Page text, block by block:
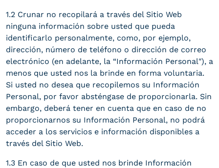
1.2 Crunar no recopilará a través del Sitio Web
ninguna información sobre usted que pueda
identificarlo personalmente, como, por ejemplo,
dirección, número de teléfono o dirección de correo
electrónico (en adelante, la “Información Personal"), a
menos que usted nos la brinde en forma voluntaria.
Si usted no desea que recopilemos su Información
Personal, por favor absténgase de proporcionarla. Sin
embargo, deberá tener en cuenta que en caso de no
proporcionarnos su Información Personal, no podrá
acceder a los servicios e información disponibles a
través del Sitio Web.
1.3 En caso de que usted nos brinde Información